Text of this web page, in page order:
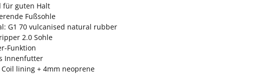
für guten Halt
Fußsohle
G1 70 vulcanised natural rubber
2.0 Sohle
Funktion
Innenfutter
lining + 4mm neoprene